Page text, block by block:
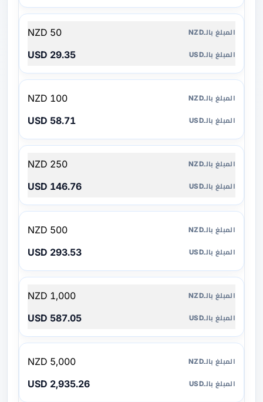
50 NZD
29.35 USD
100 NZD
58.71 USD
250 NZD
146.76 USD
500 NZD
293.53 USD
1,000 NZD
587.05 USD
5,000 NZD
2,935.26 USD